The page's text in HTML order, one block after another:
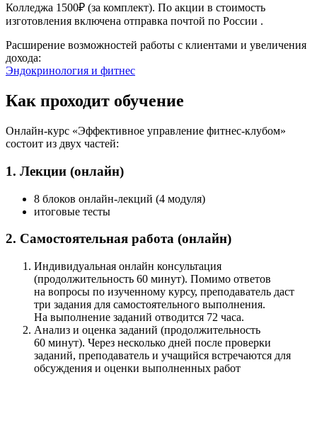
Колледжа 1500₽ (за комплект). По акции в стоимость
изготовления включена отправка почтой по России .
Расширение возможностей работы с клиентами и увеличения
дохода:
Эндокринология и фитнес
Как проходит обучение
Онлайн-курс «Эффективное управление фитнес-клубом»
состоит из двух частей:
1. Лекции (онлайн)
8 блоков онлайн-лекций (4 модуля)
итоговые тесты
2. Самостоятельная работа (онлайн)
Индивидуальная онлайн консультация
(продолжительность 60 минут). Помимо ответов
на вопросы по изученному курсу, преподаватель даст
три задания для самостоятельного выполнения.
На выполнение заданий отводится 72 часа.
Анализ и оценка заданий (продолжительность
60 минут). Через несколько дней после проверки
заданий, преподаватель и учащийся встречаются для
обсуждения и оценки выполненных работ